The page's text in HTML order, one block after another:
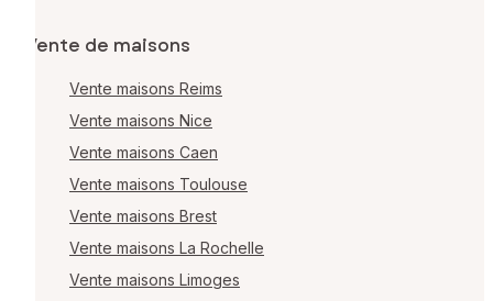
Vente de maisons
Vente maisons Reims
Vente maisons Nice
Vente maisons Caen
Vente maisons Toulouse
Vente maisons Brest
Vente maisons La Rochelle
Vente maisons Limoges